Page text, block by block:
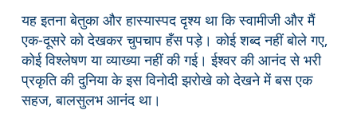
यह इतना बेतुका और हास्यास्पद दृश्य था कि स्वामीजी और मैं
एक-दूसरे को देखकर चुपचाप हँस पड़े। कोई शब्द नहीं बोले गए,
कोई विश्लेषण या व्याख्या नहीं की गई। ईश्वर की आनंद से भरी
प्रकृति की दुनिया के इस विनोदी झरोखे को देखने में बस एक
सहज, बालसुलभ आनंद था।